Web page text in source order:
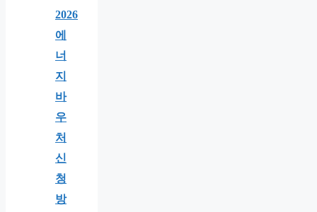
2026
에
너
지
바
우
처
신
청
방